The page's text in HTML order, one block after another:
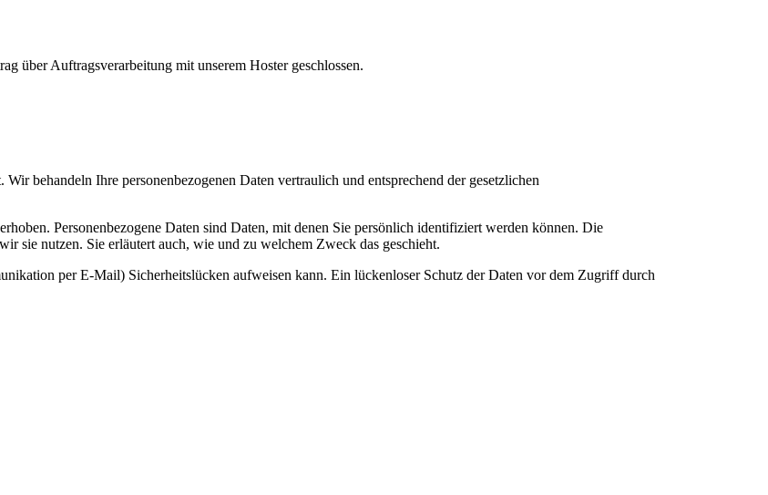
über Auftragsverarbeitung mit unserem Hoster geschlossen.
behandeln Ihre personenbezogenen Daten vertraulich und entsprechend der gesetzlichen
Personenbezogene Daten sind Daten, mit denen Sie persönlich identifiziert werden können. Die
sie nutzen. Sie erläutert auch, wie und zu welchem Zweck das geschieht.
per E-Mail) Sicherheitslücken aufweisen kann. Ein lückenloser Schutz der Daten vor dem Zugriff durch